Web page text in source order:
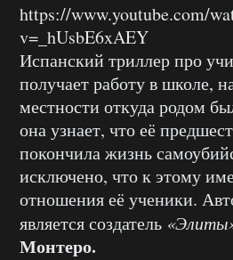
https://www.youtube.com/
v=_hUsbE6xAEY
Испанский триллер про
получает работу в школе,
местности откуда родом
она узнает, что её
покончила жизнь
исключено, что к этому
отношения её ученики.
является создатель
Монтеро.